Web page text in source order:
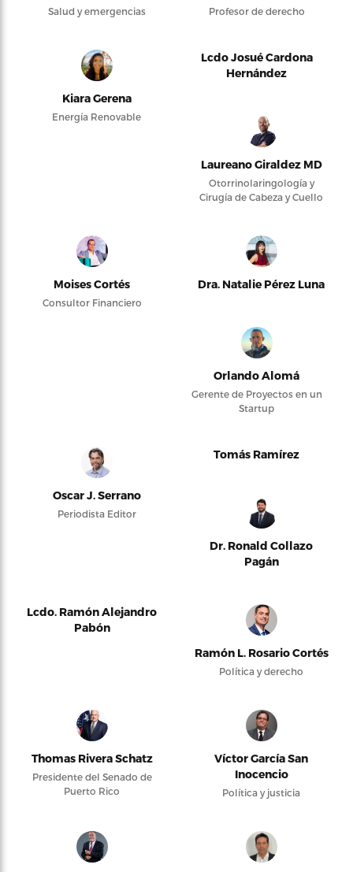
Salud y emergencias Profesor de derecho
Kiara Gerena
Energía Renovable
Lcdo Josué Cardona
Hernández
Laureano Giraldez MD
Otorrinolaringología y
Cirugía de Cabeza y Cuello
Moises Cortés
Consultor Financiero
Dra. Natalie Pérez Luna
Orlando Alomá
Gerente de Proyectos en un
Startup
Oscar J. Serrano
Periodista Editor
Tomás Ramírez
Dr. Ronald Collazo
Pagán
Lcdo. Ramón Alejandro
Pabón
Ramón L. Rosario Cortés
Política y derecho
Thomas Rivera Schatz
Presidente del Senado de
Puerto Rico
Víctor García San
Inocencio
Política y justicia